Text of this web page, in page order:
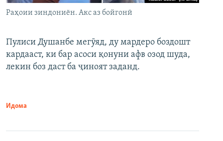
Раҳоии зиндониён. Акс аз бойгонӣ
Пулиси Душанбе мегӯяд, ду мардеро боздошт
кардааст, ки бар асоси қонуни афв озод шуда,
лекин боз даст ба ҷиноят заданд.
Идома